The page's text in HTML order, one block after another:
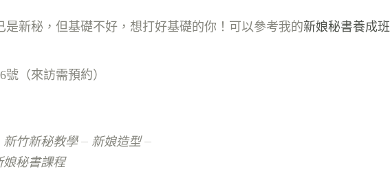
新秘，但基礎不好，想打好基礎的你！可以參考我的新娘秘書養成班
號（來訪需預約）
新竹新秘教學
新娘造型
娘秘書課程